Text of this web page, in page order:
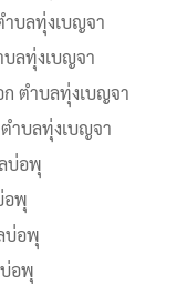
ำบลทุ่งเบญจา
บลทุ่งเบญจา
ตำบลทุ่งเบญจา
ำบลทุ่งเบญจา
บ่อพุ
อพุ
บ่อพุ
อพุ